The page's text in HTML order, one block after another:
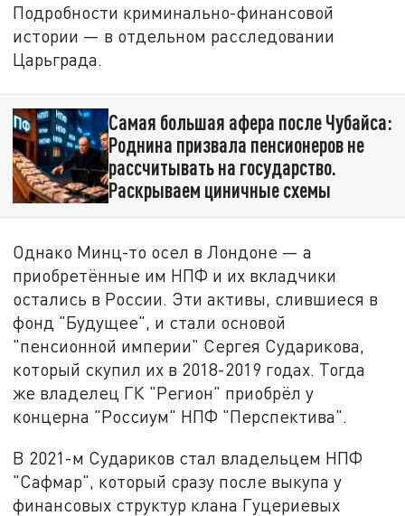
Подробности криминально-финансовой
истории — в отдельном расследовании
Царьграда.
Самая большая афера после Чубайса:
Роднина призвала пенсионеров не
рассчитывать на государство.
Раскрываем циничные схемы
Однако Минц-то осел в Лондоне — а
приобретённые им НПФ и их вкладчики
остались в России. Эти активы, слившиеся в
фонд "Будущее", и стали основой
"пенсионной империи" Сергея Сударикова,
который скупил их в 2018-2019 годах. Тогда
же владелец ГК "Регион" приобрёл у
концерна "Россиум" НПФ "Перспектива".
В 2021-м Судариков стал владельцем НПФ
"Сафмар", который сразу после выкупа у
финансовых структур клана Гуцериевых